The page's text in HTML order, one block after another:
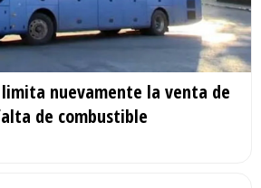
limita nuevamente la venta de
de combustible